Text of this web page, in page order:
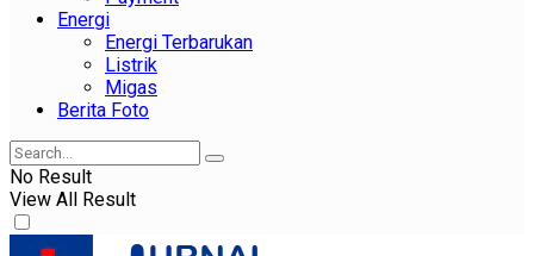
Energi
Energi Terbarukan
Listrik
Migas
Berita Foto
No Result
View All Result